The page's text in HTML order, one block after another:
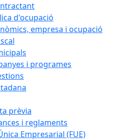
d'ocupació
empresa i ocupació
i programes
prèvia
i reglaments
Empresarial (FUE)